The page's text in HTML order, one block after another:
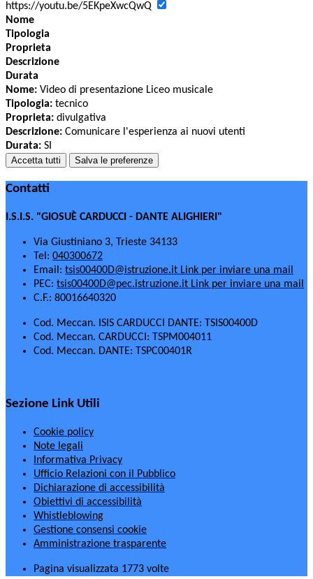
https://youtu.be/5EKpeXwcQwQ
Nome
Tipologia
Proprieta
Descrizione
Durata
Nome: Video di presentazione Liceo musicale
Tipologia: tecnico
Proprieta: divulgativa
Descrizione: Comunicare l'esperienza ai nuovi utenti
Durata: SI
Accetta tutti Salva le preferenze
Contatti
I.S.I.S. "GIOSUÈ CARDUCCI - DANTE ALIGHIERI"
Via Giustiniano 3, Trieste 34133
Tel: 040300672
Email: tsis00400D@istruzione.it Link per inviare una mail
PEC: tsis00400D@pec.istruzione.it Link per inviare una mail
C.F.: 80016640320
Cod. Meccan. ISIS CARDUCCI DANTE: TSIS00400D
Cod. Meccan. CARDUCCI: TSPM004011
Cod. Meccan. DANTE: TSPC00401R
Sezione Link Utili
Cookie policy
Note legali
Informativa Privacy
Ufficio Relazioni con il Pubblico
Dichiarazione di accessibilità
Obiettivi di accessibilità
Whistleblowing
Gestione consensi cookie
Amministrazione trasparente
Pagina visualizzata 1773 volte